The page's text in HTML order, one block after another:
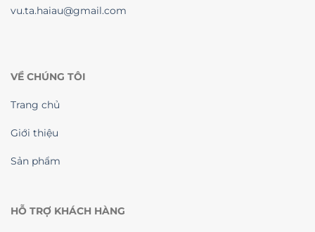
vu.ta.haiau@gmail.com
VỀ CHÚNG TÔI
Trang chủ
Giới thiệu
Sản phẩm
HỖ TRỢ KHÁCH HÀNG